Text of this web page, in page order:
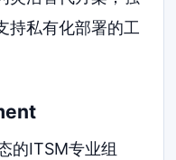
持私有化部署的工
的ITSM专业组